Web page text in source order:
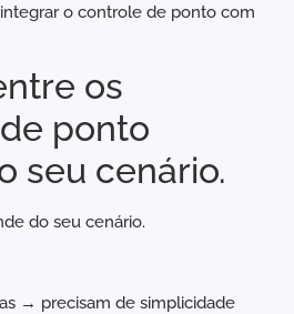
o controle de ponto com
os
ponto
seu cenário.
do seu cenário.
→ precisam de simplicidade